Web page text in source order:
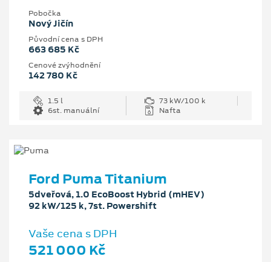
Pobočka
Nový Jičín
Původní cena s DPH
663 685 Kč
Cenové zvýhodnění
142 780 Kč
1.5 l
73 kW/100 k
6st. manuální
Nafta
Ford Puma Titanium
5dveřová, 1.0 EcoBoost Hybrid (mHEV)
92 kW/125 k, 7st. Powershift
Vaše cena s DPH
521 000 Kč